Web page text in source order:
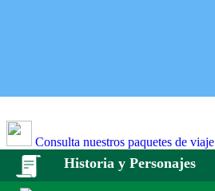
Consulta nuestros paquetes de viaje
Historia y Personajes